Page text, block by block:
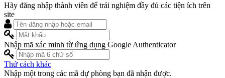
Hãy đăng nhập thành viên để trải nghiệm đầy đủ các tiện ích trên
site
Nhập mã xác minh từ ứng dụng Google Authenticator
Thử cách khác
Nhập một trong các mã dự phòng bạn đã nhận được.